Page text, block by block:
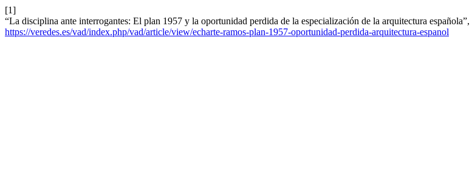
[1]
“La disciplina ante interrogantes: El plan 1957 y la oportunidad perdida de la especialización de la arquitectura española”,
https://veredes.es/vad/index.php/vad/article/view/echarte-ramos-plan-1957-oportunidad-perdida-arquitectura-espanol